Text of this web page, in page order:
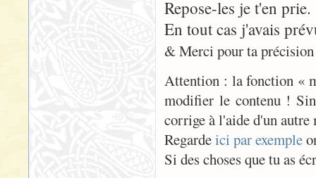
Repose-les je t'en prie.
En tout cas j'avais
& Merci pour ta
Attention : la fonction «
modifier le contenu !
corrige à l'aide d'un autre
Regardeici par exemple
Si des choses que tu as